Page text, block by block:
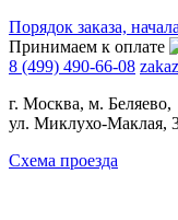
Порядок заказа,
Принимаем к оплате
8 (499) 490-66-08
г. Москва, м. Беляево,
ул. Миклухо-
Схема проезда